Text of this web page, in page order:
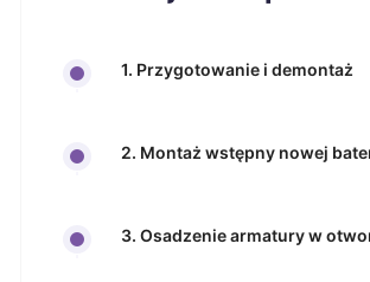
1. Przygotowanie i demontaż
2. Montaż wstępny nowej
3. Osadzenie armatury w